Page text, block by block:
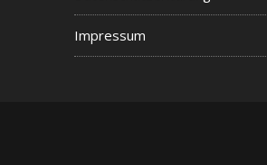
Impressum